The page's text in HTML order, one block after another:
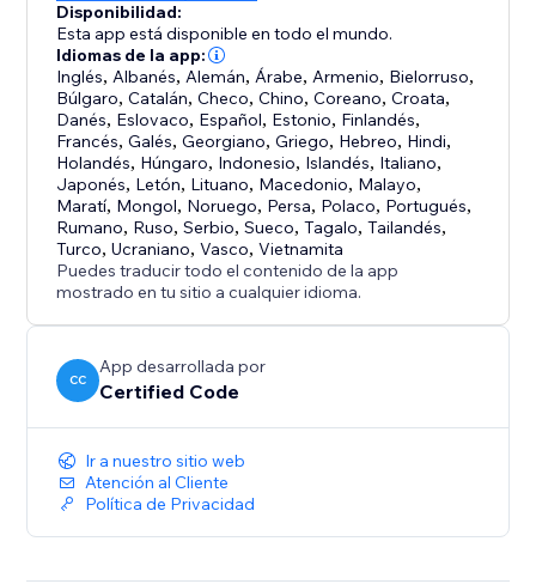
Disponibilidad:
Esta app está disponible en todo el mundo.
Idiomas de la app:
Inglés, Albanés, Alemán, Árabe, Armenio, Bielorruso,
Búlgaro,Catalán,Checo,Chino,Coreano,Croata,
Danés, Eslovaco, Español, Estonio, Finlandés,
Francés,Galés,Georgiano,Griego, Hebreo, Hindi,
Holandés, Húngaro, Indonesio, Islandés, Italiano,
Japonés, Letón, Lituano, Macedonio, Malayo,
Maratí, Mongol, Noruego, Persa, Polaco, Portugués,
Rumano, Ruso,Serbio,Sueco,Tagalo,Tailandés,
Turco,Ucraniano,Vasco,Vietnamita
Puedes traducir todo el contenido de la app
mostrado en tu sitio a cualquier idioma.
CC
App desarrollada por
Certified Code
Ir a nuestro sitio web
Atención al Cliente
Política de Privacidad